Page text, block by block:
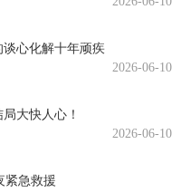
谈心化解十年顽疾
2026-06-10
大快人心！
2026-06-10
紧急救援